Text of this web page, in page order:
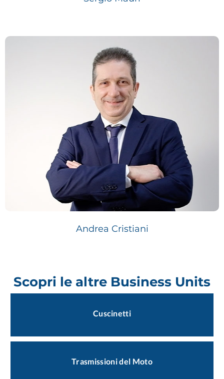
Andrea Cristiani
Scopri le altre Business Units
Cuscinetti
Trasmissioni del Moto